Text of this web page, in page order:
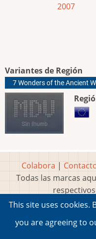
2007
Variantes de Región
7 Wonders of the Ancient
Colabora |
Todas las marcas
Idea, página,
2001-2026
This site uses cookies.
you are agreeing to